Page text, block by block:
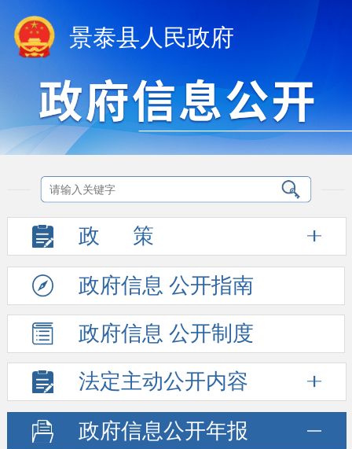
景泰县人民政府
政 策
政府信息 公开指南
政府信息 公开制度
法定主动公开内容
政府信息公开年报